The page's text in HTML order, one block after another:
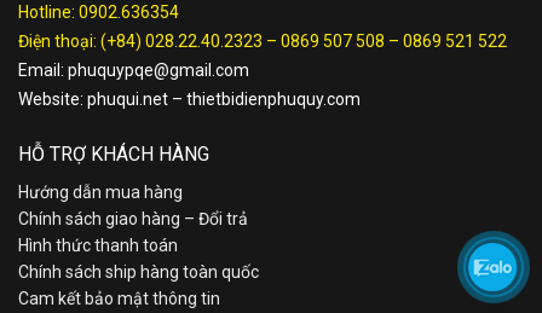
Hotline: 0902.636354
Điện thoại: (+84) 028.22.40.2323 – 0869 507 508 – 0869 521 522
Email: phuquypqe@gmail.com
Website: phuqui.net – thietbidienphuquy.com
HỖ TRỢ KHÁCH HÀNG
Hướng dẫn mua hàng
Chính sách giao hàng – Đổi trả
Hình thức thanh toán
Chính sách ship hàng toàn quốc
Cam kết bảo mật thông tin